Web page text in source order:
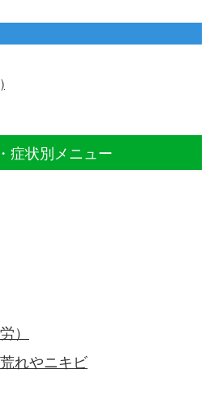
症状別メニュー
）
れやニキビ